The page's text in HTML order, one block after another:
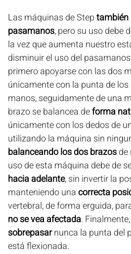
Las máquinas de Steptambién
pasamanos, pero su uso debe
la vez que aumenta nuestro
disminuir el uso del pasamanos
primero apoyarse con las dos
únicamente con la punta de
manos, seguidamente de una
brazo se balancea deforma
únicamente con los dedos de
utilizando la máquina sin
balanceando los dos brazosde
uso de esta máquina debe de
hacia adelante, sin invertir la
manteniendo unacorrecta
vertebral, de forma erguida,
no se vea afectada.
sobrepasarnunca la punta del
está flexionada.